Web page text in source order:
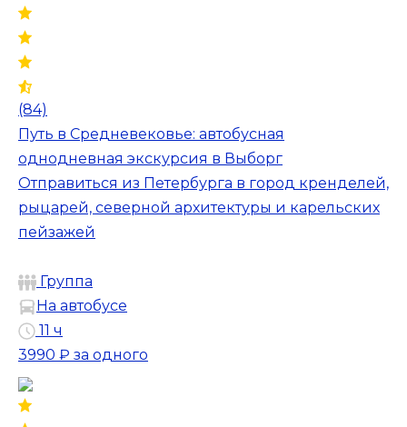
(84)
Путь в Средневековье: автобусная
однодневная экскурсия в Выборг
Отправиться из Петербурга в город кренделей,
рыцарей, северной архитектуры и карельских
пейзажей
Группа
На автобусе
11 ч
3990 ₽ за одного